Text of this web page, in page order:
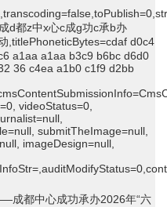
d都z中x心c成g功c承b办
,titlePhoneticBytes=cdaf d0c4
a1aa a1aa b3c9 b6bc d6d0
36 c4ea a1b0 c1f9 d2bb
videoStatus=0,
submitTheImage=null,
imageDesign=null,
成都中心成功承办2026年“六